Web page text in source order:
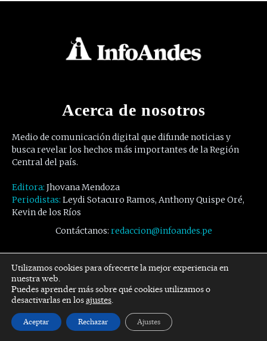
Acerca de nosotros
Medio de comunicación digital que difunde noticias y
busca revelar los hechos más importantes de la Región
Central del país.
Editora: Jhovana Mendoza
Periodistas: Leydi Sotacuro Ramos, Anthony Quispe Oré,
Kevin de los Ríos
Contáctanos: redaccion@infoandes.pe
Síguenos
Facebook Twitter Youtube
Utilizamos cookies para ofrecerte la mejor experiencia en
nuestra web.
Puedes aprender más sobre qué cookies utilizamos o
desactivarlas en losajustes.
Aceptar Rechazar Ajustes